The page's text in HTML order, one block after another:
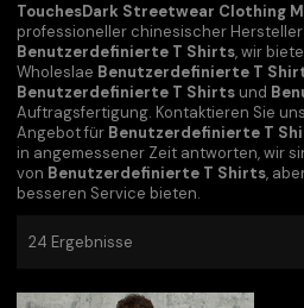
TouchesDark Streetwear Clothing
professioneller chinesischer
Benutzerdefinierte T Shirts, wir
Wholeslae Benutzerdefinierte T
Benutzerdefinierte T Shirts und
Auftragsfertigung. Kontaktieren Sie
Angebot für Benutzerdefinierte T
in angemessener Zeit antworten, wir
von Benutzerdefinierte T Shirts,
besseren Service bieten.
24 Ergebnisse